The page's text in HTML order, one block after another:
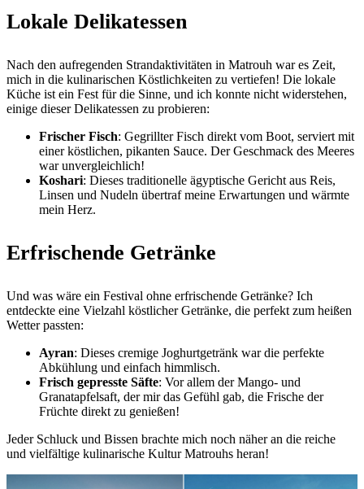
Lokale Delikatessen
Nach den aufregenden Strandaktivitäten in Matrouh war es Zeit,
mich in die kulinarischen Köstlichkeiten zu vertiefen! Die lokale
Küche ist ein Fest für die Sinne, und ich konnte nicht widerstehen,
einige dieser Delikatessen zu probieren:
Frischer Fisch: Gegrillter Fisch direkt vom Boot, serviert mit
einer köstlichen, pikanten Sauce. Der Geschmack des Meeres
war unvergleichlich!
Koshari: Dieses traditionelle ägyptische Gericht aus Reis,
Linsen und Nudeln übertraf meine Erwartungen und wärmte
mein Herz.
Erfrischende Getränke
Und was wäre ein Festival ohne erfrischende Getränke? Ich
entdeckte eine Vielzahl köstlicher Getränke, die perfekt zum heißen
Wetter passten:
Ayran: Dieses cremige Joghurtgetränk war die perfekte
Abkühlung und einfach himmlisch.
Frisch gepresste Säfte: Vor allem der Mango- und
Granatapfelsaft, der mir das Gefühl gab, die Frische der
Früchte direkt zu genießen!
Jeder Schluck und Bissen brachte mich noch näher an die reiche
und vielfältige kulinarische Kultur Matrouhs heran!